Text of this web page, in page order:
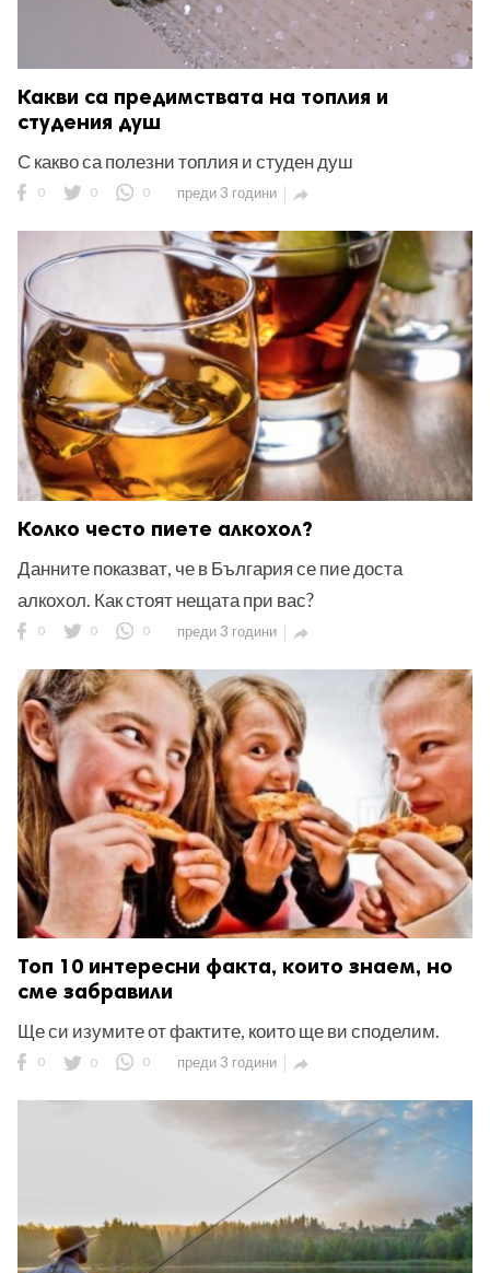
Какви са предимствата на топлия и
студения душ
С какво са полезни топлия и студен душ
0 0 0 преди 3 години 
Колко често пиете алкохол?
Данните показват, че в България се пие доста
алкохол. Как стоят нещата при вас?
0 0 0 преди 3 години 
Топ 10 интересни факта, които знаем, но
сме забравили
Ще си изумите от фактите, които ще ви споделим.
0 0 0 преди 3 години 